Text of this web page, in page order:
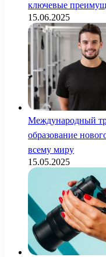
ключевые
15.06.2025
Международный
образование
всему миру
15.05.2025